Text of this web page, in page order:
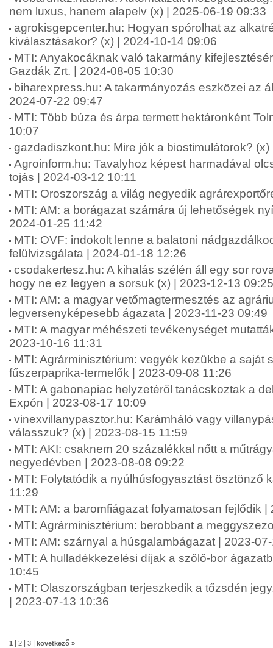
nem luxus, hanem alapelv (x) | 2025-06-19 09:33
agrokisgepcenter.hu: Hogyan spórolhat az
kiválasztásakor? (x) | 2024-10-14 09:06
MTI: Anyakocáknak való takarmány
Gazdák Zrt. | 2024-08-05 10:30
biharexpress.hu: A takarmányozás eszközei az
2024-07-22 09:47
MTI: Több búza és árpa termett hektáronként
10:07
gazdadiszkont.hu: Mire jók a biostimulátorok?
Agroinform.hu: Tavalyhoz képest harmadával
tojás | 2024-03-12 10:11
MTI: Oroszország a világ negyedik
MTI: AM: a borágazat számára új lehetőségek
2024-01-25 11:42
MTI: OVF: indokolt lenne a balatoni
felülvizsgálata | 2024-01-18 12:26
csodakertesz.hu: A kihalás szélén áll egy sor
hogy ne ez legyen a sorsuk (x) | 2023-12-13 09:25
MTI: AM: a magyar vetőmagtermesztés az
legversenyképesebb ágazata | 2023-11-23 09:49
MTI: A magyar méhészeti tevékenységet
2023-10-16 11:31
MTI: Agrárminisztérium: vegyék kezükbe a saját
fűszerpaprika-termelők | 2023-09-08 11:26
MTI: A gabonapiac helyzetéről tanácskoztak a
Expón | 2023-08-17 10:09
vinexvillanypasztor.hu: Karámháló vagy
válasszuk? (x) | 2023-08-15 11:59
MTI: AKI: csaknem 20 százalékkal nőtt a
negyedévben | 2023-08-08 09:22
MTI: Folytatódik a nyúlhúsfogyasztást ösztönző
11:29
MTI: AM: a baromfiágazat folyamatosan fejlődik |
MTI: Agrárminisztérium: berobbant a
MTI: AM: szárnyal a húsgalambágazat | 2023-
MTI: A hulladékkezelési díjak a szőlő-bor
10:45
MTI: Olaszországban terjeszkedik a tőzsdén
| 2023-07-13 10:36
1 2 3 következő »